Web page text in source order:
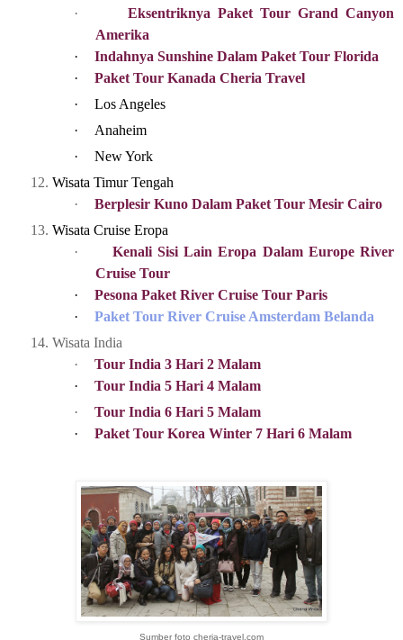
·
Eksentriknya Paket Tour Grand Canyon
Amerika
·
Indahnya Sunshine Dalam Paket Tour Florida
·
Paket Tour Kanada Cheria Travel
·
Los Angeles
·
Anaheim
·
New York
12. Wisata Timur Tengah
·
Berplesir Kuno Dalam Paket Tour Mesir Cairo
13. Wisata Cruise Eropa
·
Kenali Sisi Lain Eropa Dalam Europe River
Cruise Tour
·
Pesona Paket River Cruise Tour Paris
·
Paket Tour River Cruise Amsterdam Belanda
14. Wisata India
·
Tour India 3 Hari 2 Malam
·
Tour India 5 Hari 4 Malam
·
Tour India 6 Hari 5 Malam
·
Paket Tour Korea Winter 7 Hari 6 Malam
Sumber foto cheria-travel.com